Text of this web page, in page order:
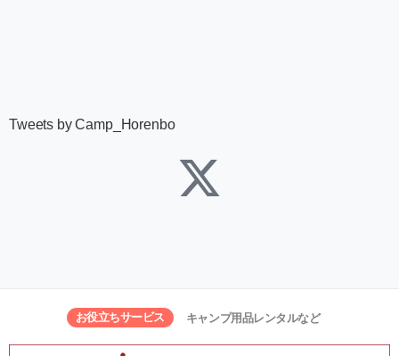
Tweets by Camp_Horenbo
お役立ちサービス キャンプ用品レンタルなど